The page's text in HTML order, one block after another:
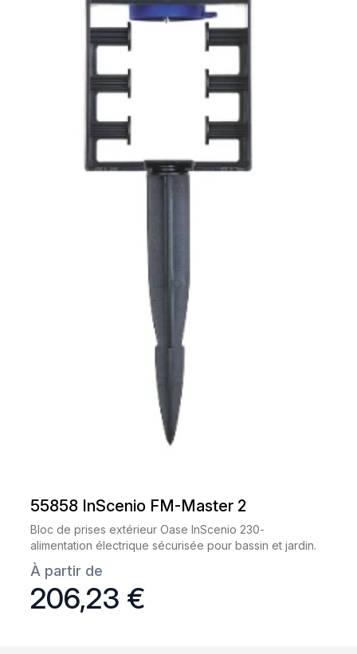
55858 InScenio FM-Master 2
Bloc de prises extérieur Oase InScenio 230-
alimentation électrique sécurisée pour bassin et jardin.
À partir de
206,23 €